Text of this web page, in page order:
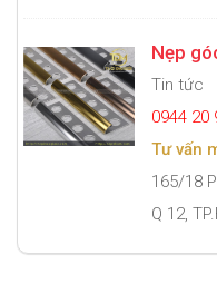
Nẹp
Tin tức
0944 20
Tư vấn
165/18
Q 12,